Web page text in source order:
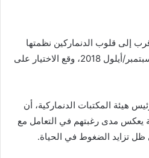
إلى قلوب الدنماركين نظمتها
هيئة المكتبات الدنماركية في سبتمبر/أيلول 2018، وقع الاختيار على
هيئة المكتبات الدنماركية، أن
يعكس مدى رغبتهم في التعامل مع
ظل تزايد الضغوط في الحياة.